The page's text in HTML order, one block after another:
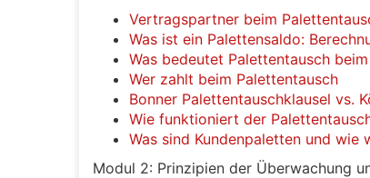
Vertragspartner beim
Was ist ein Palettensaldo:
Was bedeutet Palettentausch
Wer zahlt beim Palettentausch
Bonner Palettentauschklausel vs.
Wie funktioniert der
Was sind Kundenpaletten und wie
Modul 2: Prinzipien der Überwachung